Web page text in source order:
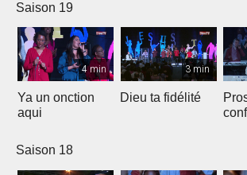
Saison 19
4 min
Ya un onction
aqui
3 min
Dieu ta fidélité
Saison 18